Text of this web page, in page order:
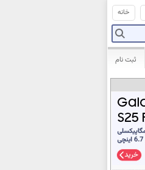
خانه
ثبت نام